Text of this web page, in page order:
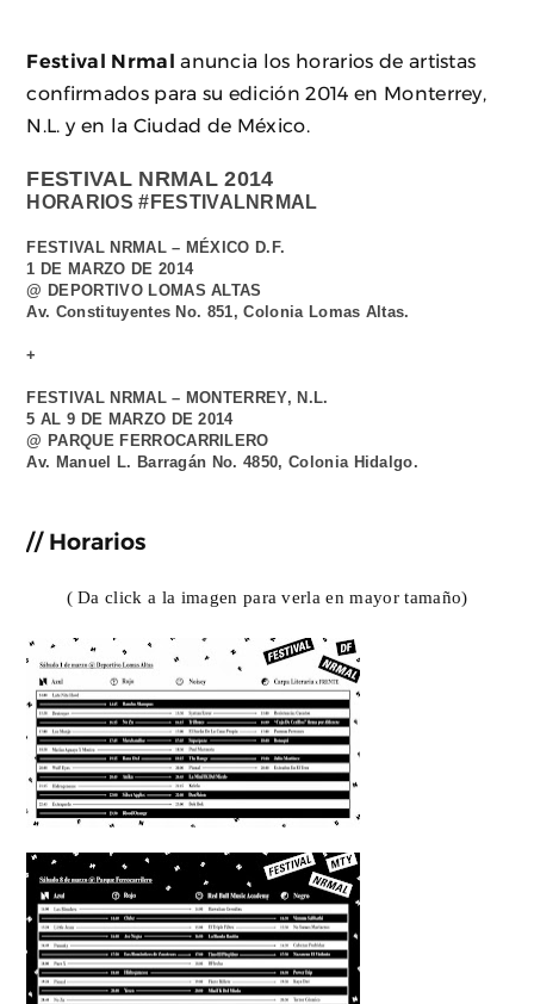
Festival Nrmal anuncia los horarios de artistas
confirmados para su edición 2014 en Monterrey,
N.L. y en la Ciudad de México.
FESTIVAL NRMAL 2014
HORARIOS #FESTIVALNRMAL
FESTIVAL NRMAL – MÉXICO D.F.
1 DE MARZO DE 2014
@ DEPORTIVO LOMAS ALTAS
Av. Constituyentes No. 851, Colonia Lomas Altas.
+
FESTIVAL NRMAL – MONTERREY, N.L.
5 AL 9 DE MARZO DE 2014
@ PARQUE FERROCARRILERO
Av. Manuel L. Barragán No. 4850, Colonia Hidalgo.
// Horarios
( Da click a la imagen para verla en mayor tamaño)